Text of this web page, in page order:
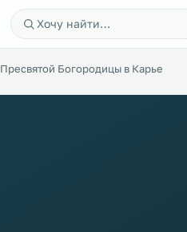
Богородицы в Карье